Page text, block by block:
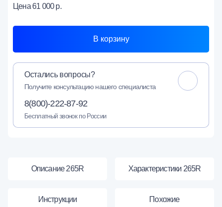
Цена61 000 р.
В корзину
Остались вопросы?
Получите консультацию нашего специалиста
8(800)-222-87-92
Бесплатный звонок по России
Описание 265R Характеристики 265R
Инструкции Похожие